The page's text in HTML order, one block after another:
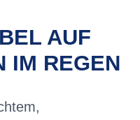
AUF
IM REGEN